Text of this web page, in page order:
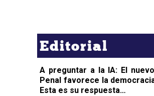
Editorial
A preguntar a la IA: El
Penal favorece la
Esta es su respuesta…